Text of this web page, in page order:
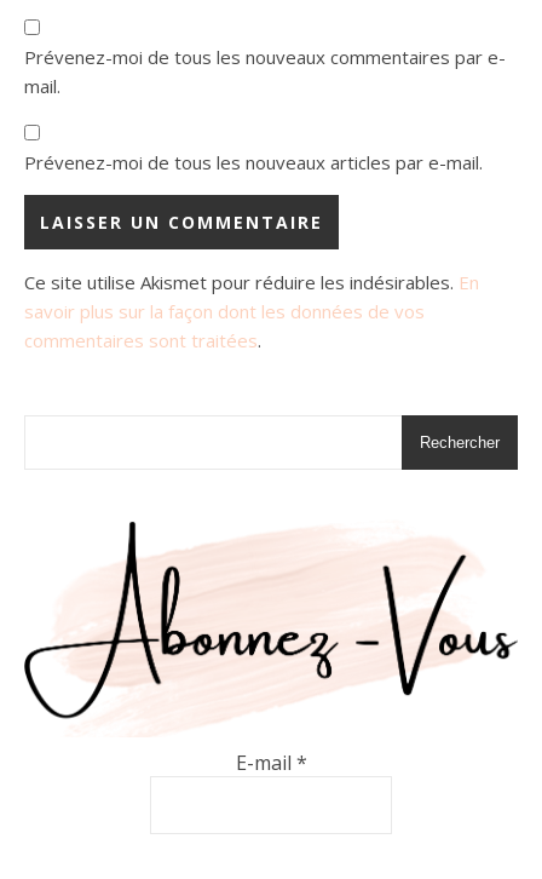
Prévenez-moi de tous les nouveaux commentaires par e-
mail.
Prévenez-moi de tous les nouveaux articles par e-mail.
Ce site utilise Akismet pour réduire les indésirables. En
savoir plus sur la façon dont les données de vos
commentaires sont traitées.
Rechercher
E-mail *